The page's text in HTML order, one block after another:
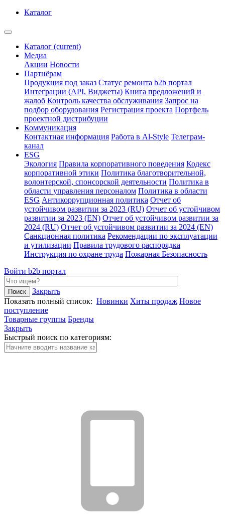
Каталог
Каталог (current)
Медиа
Акции Новости
Партнёрам
Продукция под заказ Статус ремонта b2b портал
Интеграции (API, Виджеты) Книга предложений и
жалоб Контроль качества обслуживания Запрос на
подбор оборудования Регистрация проекта Портфель
проектной дистрибуции
Коммуникация
Контактная информация Работа в Al-Style Телеграм-
канал
ESG
Экология Правила корпоративного поведения Кодекс
корпоративной этики Политика благотворительной,
волонтерской, спонсорской деятельности Политика в
области управления персоналом Политика в области
ESG Антикоррупционная политика Отчет об
устойчивом развитии за 2023 (RU) Отчет об устойчивом
развитии за 2023 (EN) Отчет об устойчивом развитии за
2024 (RU) Отчет об устойчивом развитии за 2024 (EN)
Санкционная политика Рекомендации по эксплуатации
и утилизации Правила трудового распорядка
Инструкция по охране труда Пожарная Безопасность
Войти b2b портал
Закрыть
Показать полный список: Новинки Хиты продаж Новое
поступление
Товарные группы Бренды
Закрыть
Быстрый поиск по категориям: